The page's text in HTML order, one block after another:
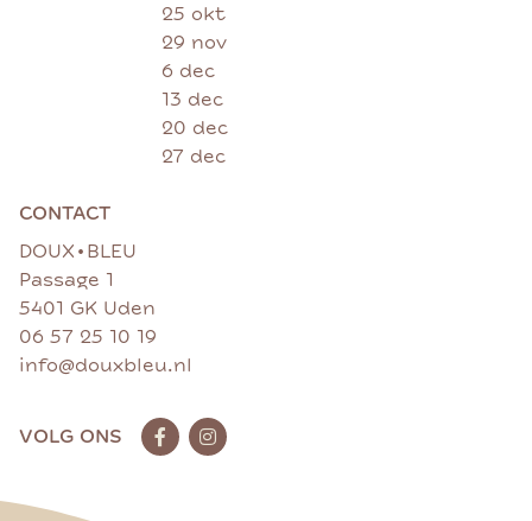
25 okt
29 nov
6 dec
13 dec
20 dec
27 dec
CONTACT
DOUX • BLEU
Passage 1
5401 GK Uden
06 57 25 10 19
info@douxbleu.nl
VOLG ONS